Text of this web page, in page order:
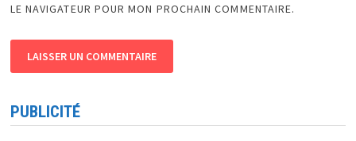
LE NAVIGATEUR POUR MON PROCHAIN COMMENTAIRE.
PUBLICITÉ